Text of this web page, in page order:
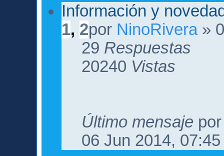
Información y
1, 2por NinoRivera»
29 Respuestas
20240 Vistas
Último mensaje
06 Jun 2014, 07:45